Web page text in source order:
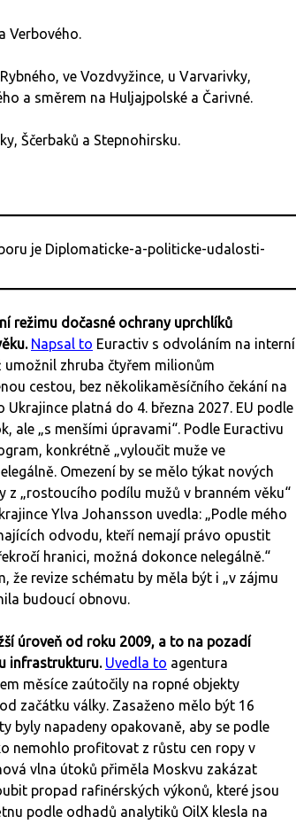
Verbového.
ve Vozdvyžince, u Varvarivky,
a směrem na Huljajpolské a Čarivné.
Ščerbaků a Stepnohirsku.
režimu dočasné ochrany uprchlíků
Napsal to Euractiv s odvoláním na interní
umožnil zhruba čtyřem milionům
cestou, bez několikaměsíčního čekání na
platná do 4. března 2027. EU podle
„s menšími úpravami“. Podle Euractivu
konkrétně „vyloučit muže ve
Omezení by se mělo týkat nových
„rostoucího podílu mužů v branném věku“
Ylva Johansson uvedla: „Podle mého
odvodu, kteří nemají právo opustit
hranici, možná dokonce nelegálně.“
že revize schématu by měla být i „v zájmu
budoucí obnovu.
úroveň od roku 2009, a to na pozadí
infrastrukturu. Uvedla to agentura
měsíce zaútočily na ropné objekty
začátku války. Zasaženo mělo být 16
byly napadeny opakovaně, aby se podle
nemohlo profitovat z růstu cen ropy v
vlna útoků přiměla Moskvu zakázat
propad rafinérských výkonů, které jsou
podle odhadů analytiků OilX klesla na